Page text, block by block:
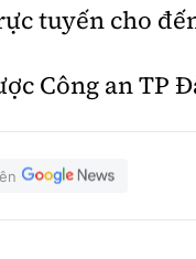
tuyến cho
Công an TP